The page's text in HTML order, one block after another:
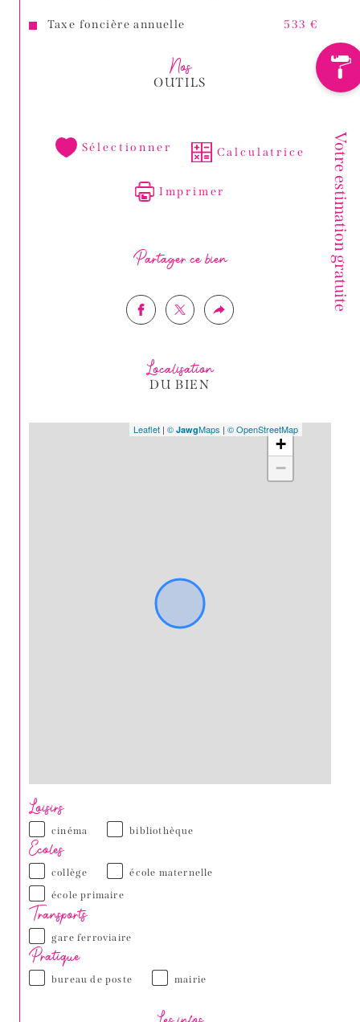
Votre estimation gratuite
Taxe foncière annuelle 533 €
Nos
OUTILS
Sélectionner Calculatrice
Imprimer
Partager ce bien
Localisation
DU BIEN
+
−
Leaflet | © JawgMaps | © OpenStreetMap
Loisirs
cinéma bibliothèque
Ecoles
collège école maternelle
école primaire
Transports
gare ferroviaire
Pratique
bureau de poste mairie